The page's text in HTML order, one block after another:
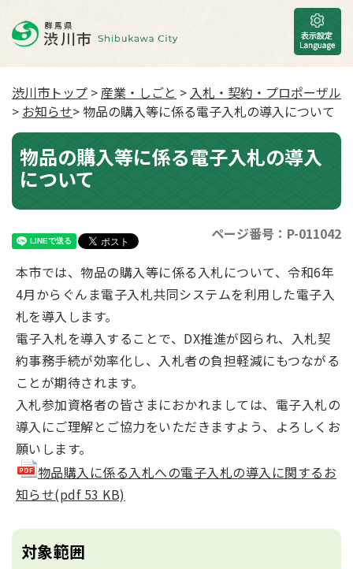
渋川市トップ >産業・しごと > 入札・契約・プロポーザル
> お知らせ> 物品の購入等に係る電子入札の導入について
物品の購入等に係る電子入札の導入
について
ページ番号：P-011042
本市では、物品の購入等に係る入札について、令和6年
4月からぐんま電子入札共同システムを利用した電子入
札を導入します。
電子入札を導入することで、DX推進が図られ、入札契
約事務手続が効率化し、入札者の負担軽減にもつながる
ことが期待されます。
入札参加資格者の皆さまにおかれましては、電子入札の
導入にご理解とご協力をいただきますよう、よろしくお
願いします。
物品購入に係る入札への電子入札の導入に関するお
知らせ(pdf 53 KB)
対象範囲